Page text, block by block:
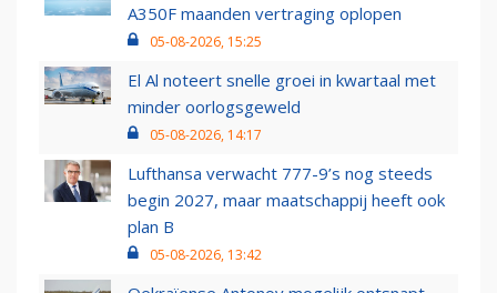
A350F maanden vertraging oplopen
05-08-2026, 15:25
El Al noteert snelle groei in kwartaal met
minder oorlogsgeweld
05-08-2026, 14:17
Lufthansa verwacht 777-9’s nog steeds
begin 2027, maar maatschappij heeft ook
plan B
05-08-2026, 13:42